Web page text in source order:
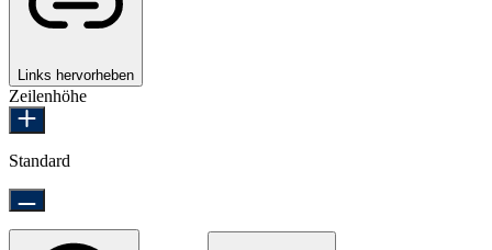
Links hervorheben
Zeilenhöhe
Standard